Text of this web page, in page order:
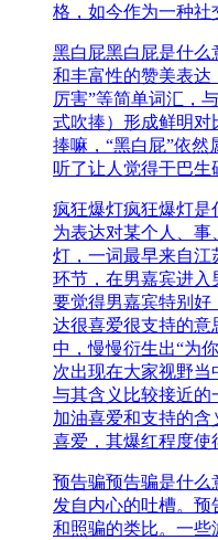
格，如今作为一种社
黑白屁黑白屁是什么
和丰富性的赞美表达
厉害”等简单词汇，
式吹捧）形成鲜明对
捧嘛，“黑白屁”依然
听了让人觉得干巴生
疯狂爆灯疯狂爆灯是
为表达对某个人、
灯，一词最早来自江
环节，在男嘉宾进入
要觉得男嘉宾特别好
达很喜爱很支持的意
中，慢慢衍生出“为
次出现在大家视野
与其含义比较接近的
加油喜爱和支持的
喜爱，其爆红程度使
预告骗预告骗是什么
发自内心的吐槽。
和照骗的类比。一些